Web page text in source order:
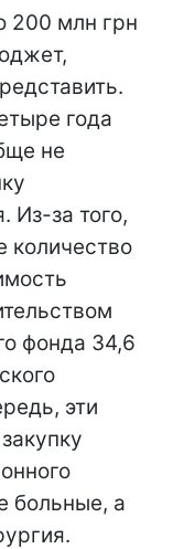
200 млн грн
года
не
Из-за того,
количество
фонда 34,6
эти
больные, а